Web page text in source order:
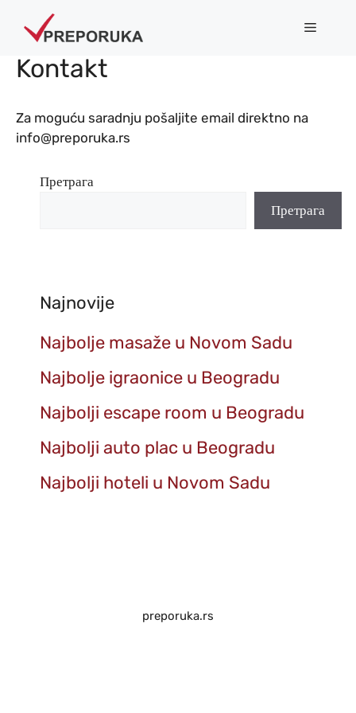
Menu
Kontakt
Za moguću saradnju pošaljite email direktno na
info@preporuka.rs
Претрага
Претрага
Najnovije
Najbolje masaže u Novom Sadu
Najbolje igraonice u Beogradu
Najbolji escape room u Beogradu
Najbolji auto plac u Beogradu
Najbolji hoteli u Novom Sadu
preporuka.rs